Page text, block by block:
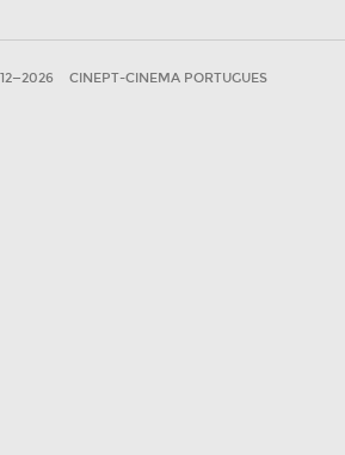
CINEPT-CINEMA PORTUGUES